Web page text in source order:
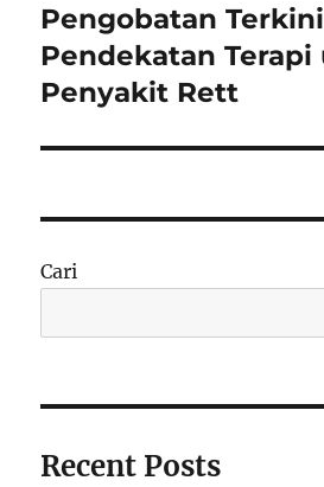
Next
post:
Pengobatan
Pendekatan
Penyakit Rett
Cari
Recent Posts